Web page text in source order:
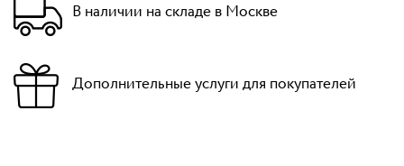
В наличии на складе в Москве
Дополнительные услуги для покупателей